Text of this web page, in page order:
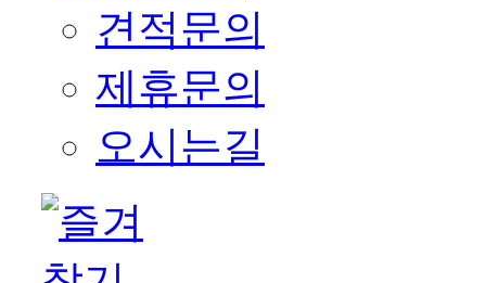
견적문의
제휴문의
오시는길